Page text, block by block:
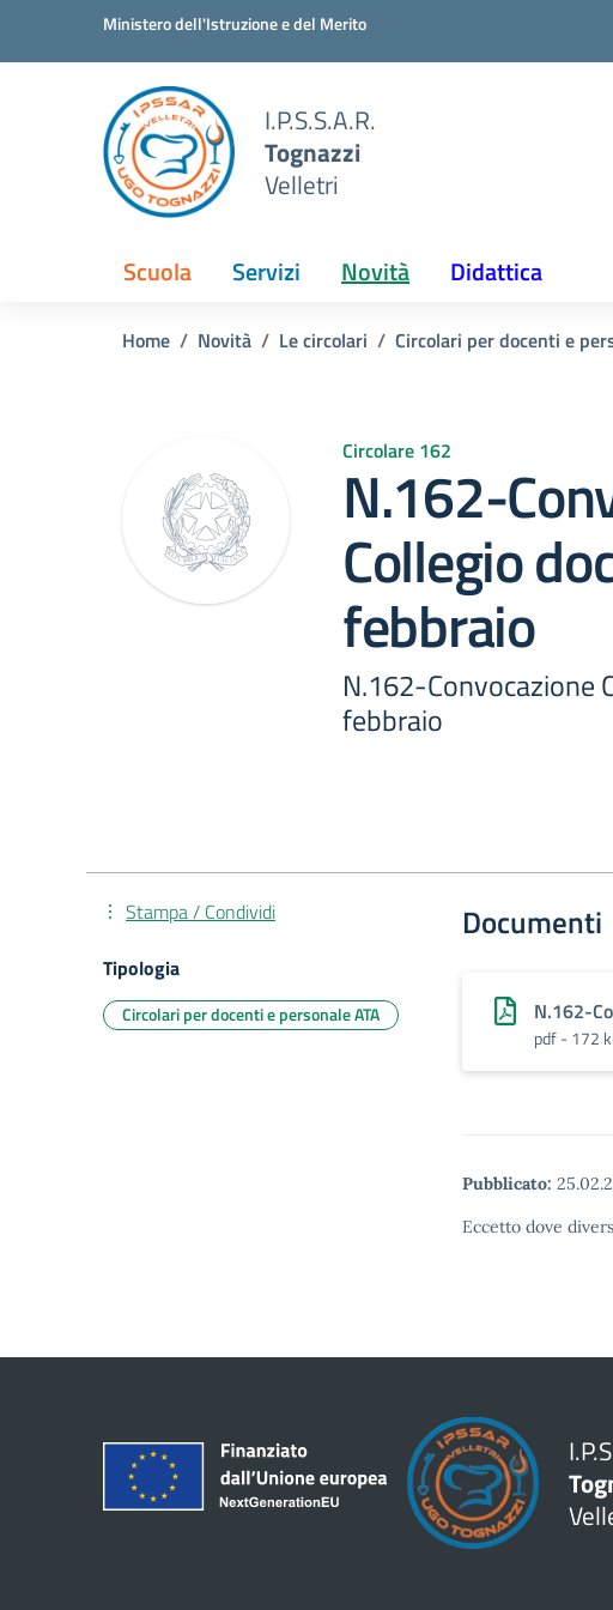
Vai ai contenuti
Vai al menu di navigazioneMinistero dell'Istruzione e del Merito
I.P.S.S.A.R.
Tognazzi
Velletri
Scuola Servizi Novità Didattica
Home Novità Le circolari Circolari per docenti e
Circolare 162
N.162-
Collegio
febbraio
N.162-Convocazione
febbraio
Documenti
N.162-
pdf - 172
Pubblicato:
Eccetto dove
Stampa / Condividi
Tipologia
Circolari per docenti e personale ATA